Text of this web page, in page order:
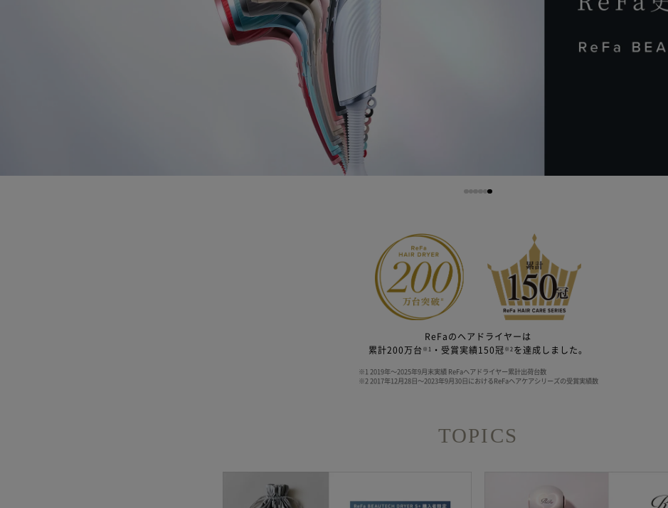
ReFaのヘアドライヤーは
累計200万台 ※1 ・受賞実績150冠 ※2 を達成しました。
※1 2019年〜2025年9月末実績 ReFaヘアドライヤー累計出荷台数
※2 2017年12月28日〜2023年9月30日におけるReFaヘアケアシリーズの受賞実績数
TOPICS